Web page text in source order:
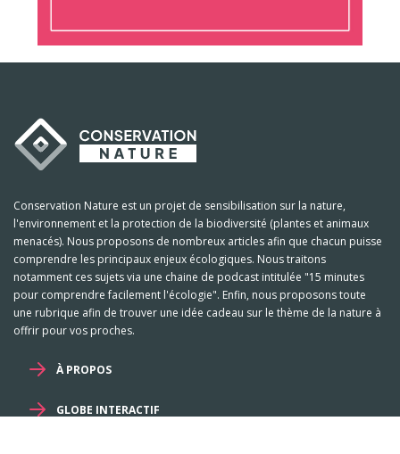
Conservation Nature est un projet de sensibilisation sur la nature,
l'environnement et la protection de la biodiversité (plantes et animaux
menacés). Nous proposons de nombreux articles afin que chacun puisse
comprendre les principaux enjeux écologiques. Nous traitons
notamment ces sujets via une chaine de podcast intitulée "15 minutes
pour comprendre facilement l'écologie". Enfin, nous proposons toute
une rubrique afin de trouver une idée cadeau sur le thème de la nature à
offrir pour vos proches.
À PROPOS
GLOBE INTERACTIF